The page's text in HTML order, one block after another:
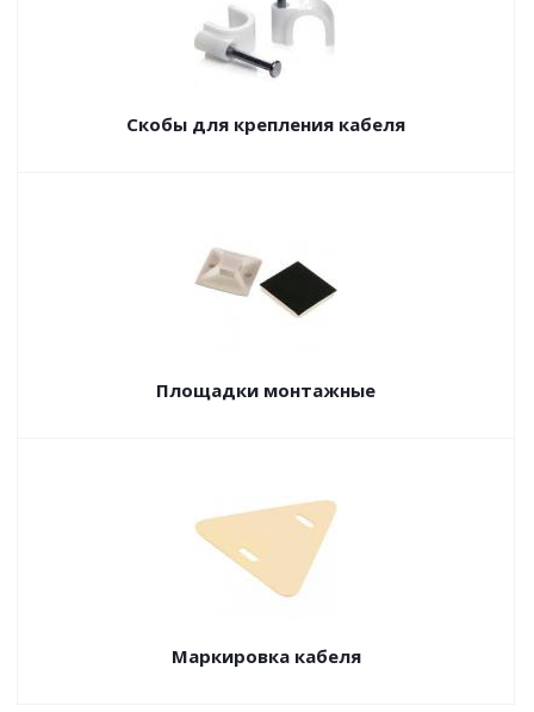
Скобы для крепления кабеля
Площадки монтажные
Маркировка кабеля